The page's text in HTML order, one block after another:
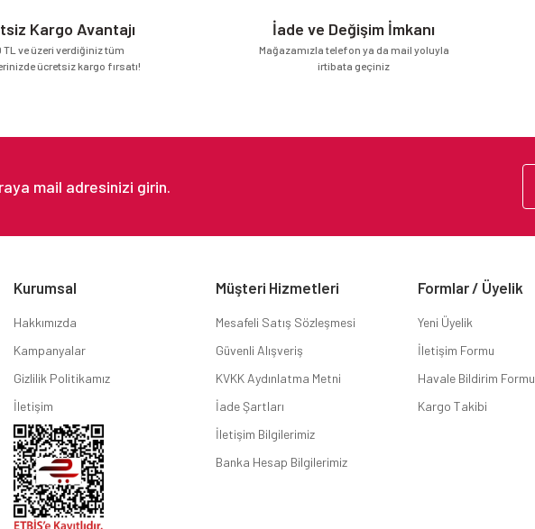
Kargo Avantajı
TL ve üzeri verdiğiniz tüm
ücretsiz kargo fırsatı!
İade ve Değişim İmkanı
Mağazamızla telefon ya da mail yoluyla
irtibata geçiniz
Kurumsal
Hakkımızda
Kampanyalar
Gizlilik Politikamız
İletişim
Müşteri Hizmetleri
Mesafeli Satış Sözleşmesi
Güvenli Alışveriş
KVKK Aydınlatma Metni
İade Şartları
İletişim Bilgilerimiz
Banka Hesap Bilgilerimiz
Formlar / Üyelik
Yeni Üyelik
İletişim Formu
Havale Bildirim Formu
Kargo Takibi